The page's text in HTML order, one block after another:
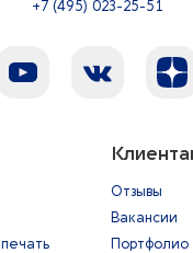
+7 (495) 023-25-51
Отзывы
Вакансии
Портфолио